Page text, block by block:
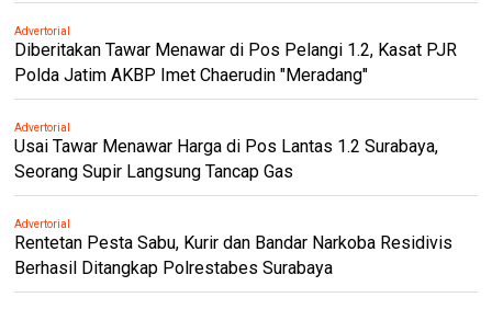
Advertorial
Diberitakan Tawar Menawar di Pos Pelangi 1.2, Kasat PJR
Polda Jatim AKBP Imet Chaerudin "Meradang"
Advertorial
Usai Tawar Menawar Harga di Pos Lantas 1.2 Surabaya,
Seorang Supir Langsung Tancap Gas
Advertorial
Rentetan Pesta Sabu, Kurir dan Bandar Narkoba Residivis
Berhasil Ditangkap Polrestabes Surabaya